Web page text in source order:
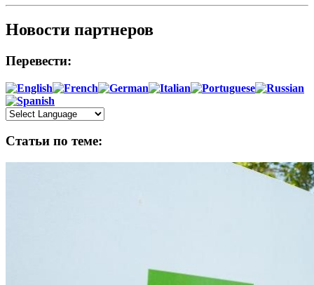
Новости партнеров
Перевести:
Статьи по теме: